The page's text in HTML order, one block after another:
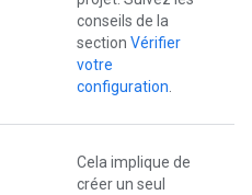
conseils de la
section Vérifier
votre
configuration.
Cela implique de
créer un seul